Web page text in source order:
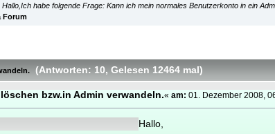
Hallo,Ich habe folgende Frage: Kann ich mein normales Benutzerkonto in ein
Forum
(Antworten: 10, Gelesen 12464 mal )
bzw.in Admin verwandeln.«am: 01. Dezember 2008,
Hallo,